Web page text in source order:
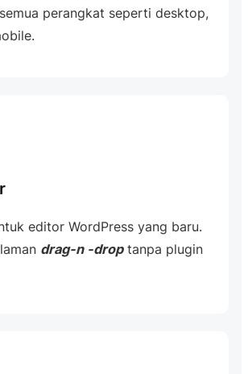
perangkat seperti desktop,
editor WordPress yang baru.
drag-n -droptanpa plugin